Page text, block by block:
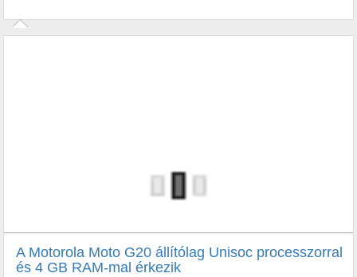
vállalatinak a fenntartható fejlődés kérdése. Ugyanis valamilyen
A Motorola Moto G20 állítólag Unisoc processzorral
és 4 GB RAM-mal érkezik